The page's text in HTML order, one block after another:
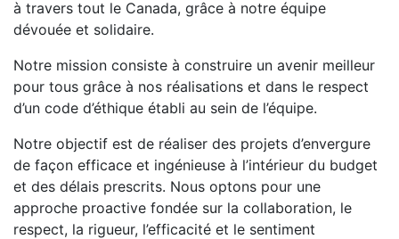
à travers tout le Canada, grâce à notre équipe
dévouée et solidaire.
Notre mission consiste à construire un avenir meilleur
pour tous grâce à nos réalisations et dans le respect
d’un code d’éthique établi au sein de l’équipe.
Notre objectif est de réaliser des projets d’envergure
de façon efficace et ingénieuse à l’intérieur du budget
et des délais prescrits. Nous optons pour une
approche proactive fondée sur la collaboration, le
respect, la rigueur, l’efficacité et le sentiment